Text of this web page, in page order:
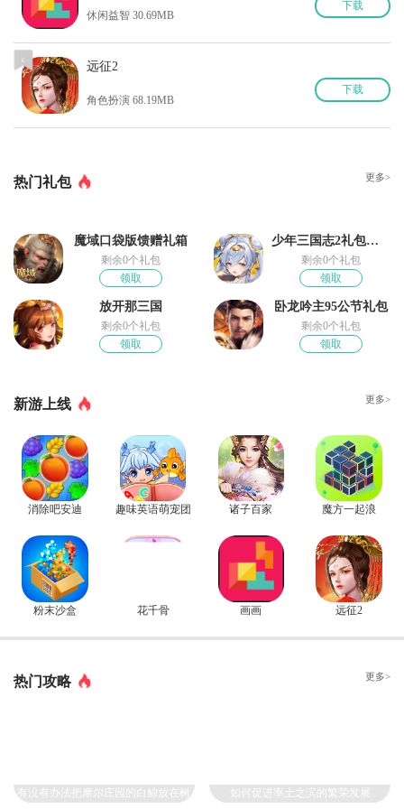
休闲益智 30.69MB
下载
6 远征2
角色扮演 68.19MB
下载
热门礼包 更多>
魔域口袋版馈赠礼箱
剩余0个礼包
领取
少年三国志2礼包奖励
剩余0个礼包
领取
放开那三国
剩余0个礼包
领取
卧龙吟主95公节礼包
剩余0个礼包
领取
新游上线 更多>
消除吧安迪 趣味英语萌宠团 诸子百家 魔方一起浪
粉末沙盒 花千骨 画画 远征2
热门攻略 更多>
有没有办法把摩尔庄园的白鲸放在树
如何促进率土之滨的繁荣发展